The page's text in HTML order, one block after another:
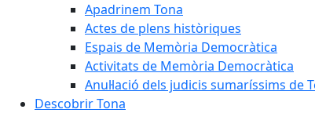
Apadrinem Tona
Actes de plens històriques
Espais de Memòria Democràtica
Activitats de Memòria Democràtica
Anul·lació dels judicis sumaríssims de
Descobrir Tona